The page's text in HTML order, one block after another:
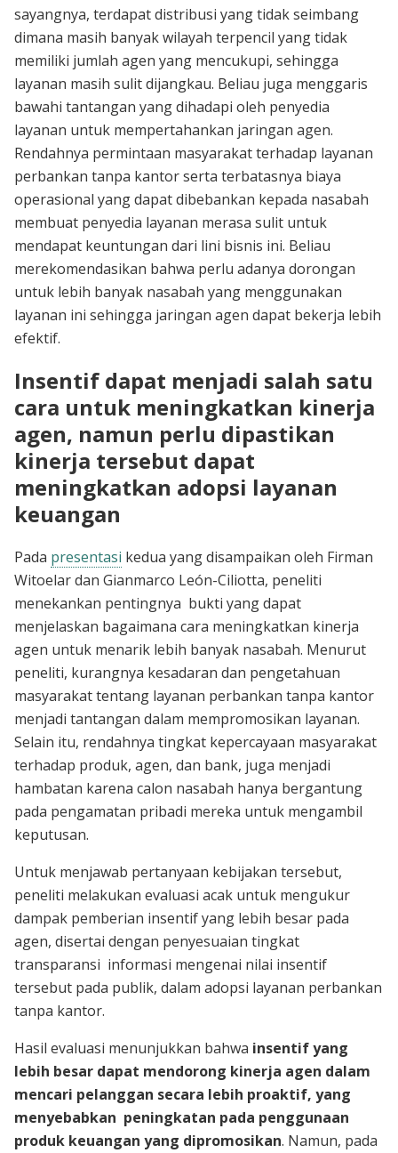
sayangnya, terdapat distribusi yang tidak seimbang
dimana masih banyak wilayah terpencil yang tidak
memiliki jumlah agen yang mencukupi, sehingga
layanan masih sulit dijangkau. Beliau juga menggaris
bawahi tantangan yang dihadapi oleh penyedia
layanan untuk mempertahankan jaringan agen.
Rendahnya permintaan masyarakat terhadap layanan
perbankan tanpa kantor serta terbatasnya biaya
operasional yang dapat dibebankan kepada nasabah
membuat penyedia layanan merasa sulit untuk
mendapat keuntungan dari lini bisnis ini. Beliau
merekomendasikan bahwa perlu adanya dorongan
untuk lebih banyak nasabah yang menggunakan
layanan ini sehingga jaringan agen dapat bekerja lebih
efektif.
Insentif dapat menjadi salah satu
cara untuk meningkatkan kinerja
agen, namun perlu dipastikan
kinerja tersebut dapat
meningkatkan adopsi layanan
keuangan
Pada presentasi kedua yang disampaikan oleh Firman
Witoelar dan Gianmarco León-Ciliotta, peneliti
menekankan pentingnya bukti yang dapat
menjelaskan bagaimana cara meningkatkan kinerja
agen untuk menarik lebih banyak nasabah. Menurut
peneliti, kurangnya kesadaran dan pengetahuan
masyarakat tentang layanan perbankan tanpa kantor
menjadi tantangan dalam mempromosikan layanan.
Selain itu, rendahnya tingkat kepercayaan masyarakat
terhadap produk, agen, dan bank, juga menjadi
hambatan karena calon nasabah hanya bergantung
pada pengamatan pribadi mereka untuk mengambil
keputusan.
Untuk menjawab pertanyaan kebijakan tersebut,
peneliti melakukan evaluasi acak untuk mengukur
dampak pemberian insentif yang lebih besar pada
agen, disertai dengan penyesuaian tingkat
transparansi informasi mengenai nilai insentif
tersebut pada publik, dalam adopsi layanan perbankan
tanpa kantor.
Hasil evaluasi menunjukkan bahwa insentif yang
lebih besar dapat mendorong kinerja agen dalam
mencari pelanggan secara lebih proaktif, yang
menyebabkan peningkatan pada penggunaan
produk keuangan yang dipromosikan. Namun, pada